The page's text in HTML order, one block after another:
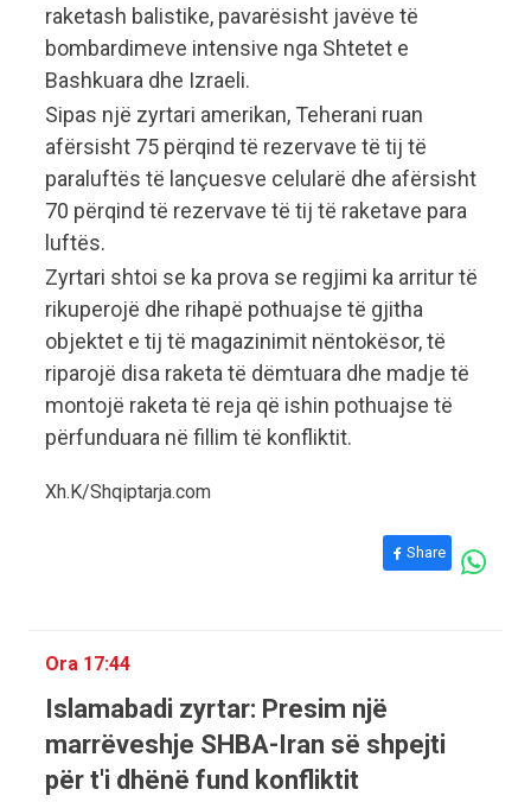
raketash balistike, pavarësisht javëve të
bombardimeve intensive nga Shtetet e
Bashkuara dhe Izraeli.
Sipas një zyrtari amerikan, Teherani ruan
afërsisht 75 përqind të rezervave të tij të
paraluftës të lançuesve celularë dhe afërsisht
70 përqind të rezervave të tij të raketave para
luftës.
Zyrtari shtoi se ka prova se regjimi ka arritur të
rikuperojë dhe rihapë pothuajse të gjitha
objektet e tij të magazinimit nëntokësor, të
riparojë disa raketa të dëmtuara dhe madje të
montojë raketa të reja që ishin pothuajse të
përfunduara në fillim të konfliktit.
Xh.K/Shqiptarja.com
Share
Ora 17:44
Islamabadi zyrtar: Presim një
marrëveshje SHBA-Iran së shpejti
për t'i dhënë fund konfliktit